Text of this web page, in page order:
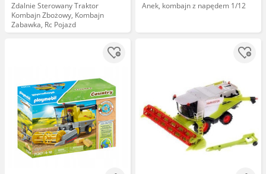
Zdalnie Sterowany Traktor
Kombajn Zbożowy, Kombajn
Zabawka, Rc Pojazd
Anek, kombajn z napędem 1/12